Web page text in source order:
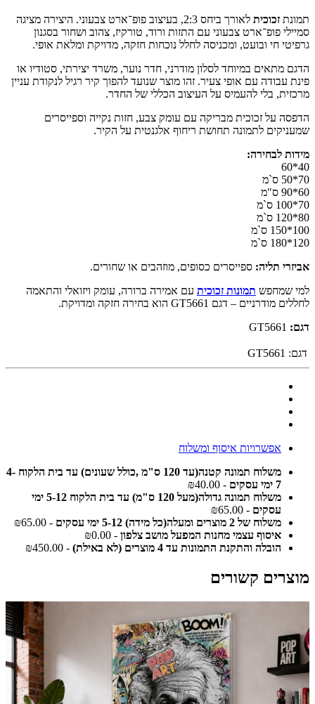
תמונת זכוכית
לאורך ביחס 2:3, בעיצוב פופ־ארט צבעוני. היצירה מציגה
סמיילי פופ־ארט צבעוני עם התזות ורוד, טורקיז, צהוב ושחור בסגנון
גרפיטי חי ובועט, ומכניסה לחלל נוכחות חזקה, מדויקת ומלאת אופי.
הדגם מתאים במיוחד לסלון מודרני, חדר נוער, משרד יצירתי, סטודיו או
פינת עבודה עם אופי צעיר. זהו מוצר שנועד להפוך קיר רגיל לנקודת עניין
מרכזית, בלי להעמיס על העיצוב הכללי של החדר.
הדפסה על זכוכית מבריקה עם עומק צבע, חזות נקייה וספייסרים
שמעניקים לתמונה תחושת ריחוף אלגנטית על הקיר.
מידות לבחירה:
40*60
70*50 ס`מ
60*90 ס"מ
70*100 ס`מ
80*120 ס`מ
100*150 ס`מ
120*180 ס`מ
אביזרי תליה: ספייסרים כסופים, מוזהבים או שחורים.
למי שמחפש תמונות זכוכית עם אמירה ברורה, עומק ויזואלי והתאמה
לחללים מודרניים – דגם GT5661 הוא בחירה חזקה ומדויקת.
דגם:
דגם: GT5661
אפשרויות איסוף ומשלוח
משלוח תמונה קטנה(עד 120 ס"מ ,כולל שעונים) עד בית הלקוח 4-
7 ימי עסקים
- ₪40.00
משלוח תמונה גדולה(מעל 120 ס"מ) עד בית הלקוח 5-12 ימי
עסקים - ₪65.00
משלוח של 2 מוצרים ומעלה(כל מידה) 5-12 ימי עסקים
- ₪65.00
איסוף עצמי מחנות המפעל מושב צלפון - ₪0.00
הובלה והתקנת התמונות עד 4 מוצרים (לא באילת)
- ₪450.00
מוצרים קשורים